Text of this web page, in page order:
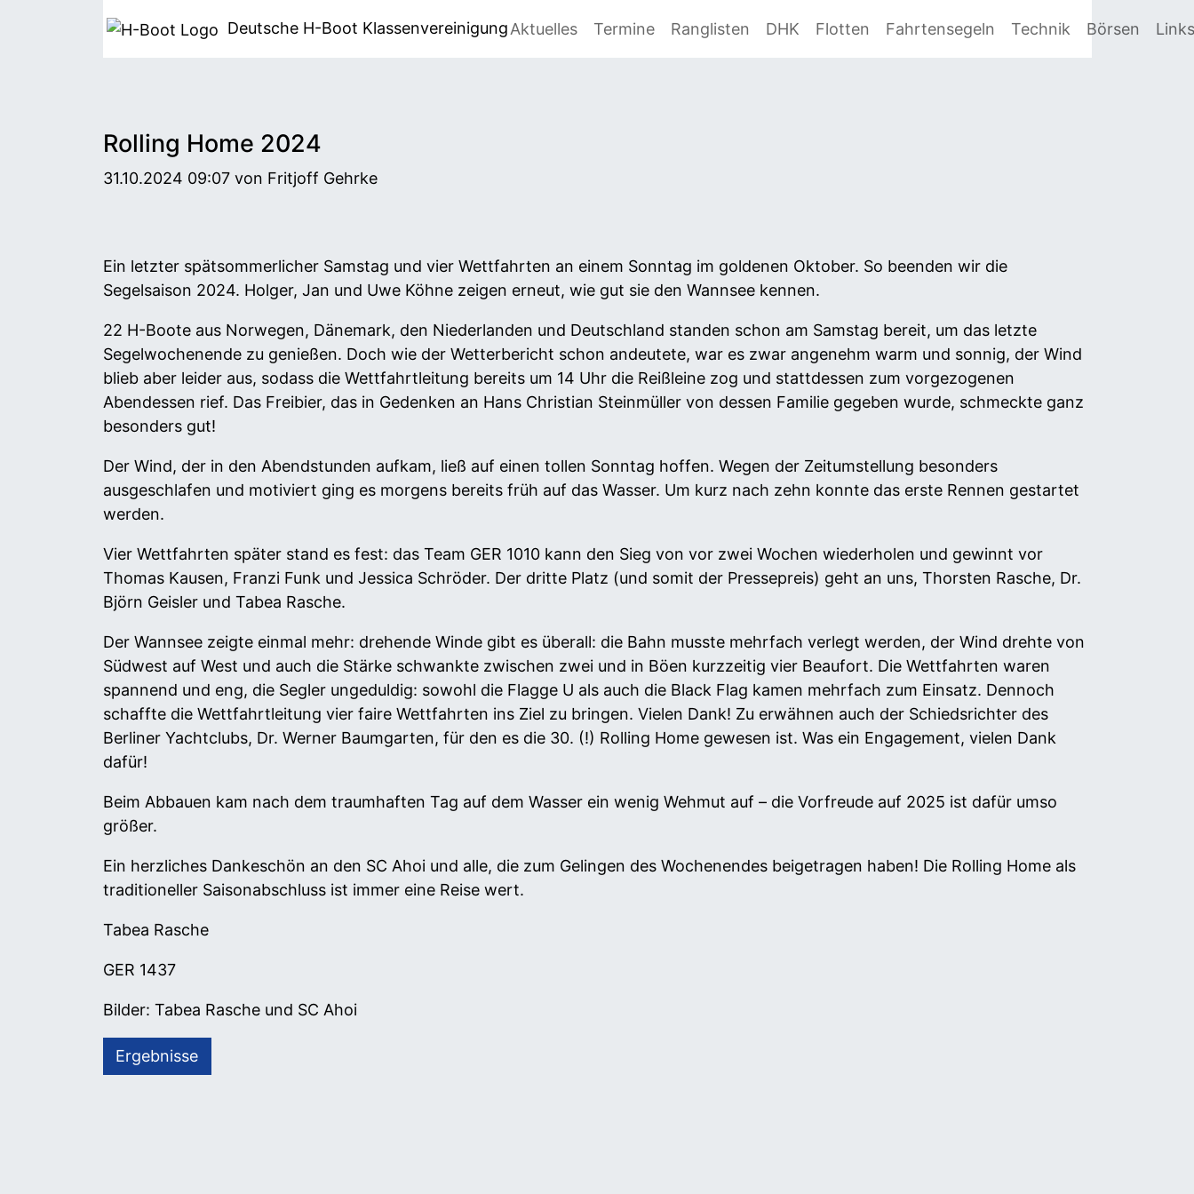
Deutsche H-Boot KlassenvereinigungAktuelles Termine Ranglisten DHK Flotten Fahrtensegeln Technik Börsen Links
Rolling Home 2024
31.10.2024 09:07von Fritjoff Gehrke
Ein letzter spätsommerlicher Samstag und vier Wettfahrten an einem Sonntag im goldenen Oktober. So beenden wir die
Segelsaison 2024. Holger, Jan und Uwe Köhne zeigen erneut, wie gut sie den Wannsee kennen.
22 H-Boote aus Norwegen, Dänemark, den Niederlanden und Deutschland standen schon am Samstag bereit, um das letzte
Segelwochenende zu genießen. Doch wie der Wetterbericht schon andeutete, war es zwar angenehm warm und sonnig, der Wind
blieb aber leider aus, sodass die Wettfahrtleitung bereits um 14 Uhr die Reißleine zog und stattdessen zum vorgezogenen
Abendessen rief. Das Freibier, das in Gedenken an Hans Christian Steinmüller von dessen Familie gegeben wurde, schmeckte ganz
besonders gut!
Der Wind, der in den Abendstunden aufkam, ließ auf einen tollen Sonntag hoffen. Wegen der Zeitumstellung besonders
ausgeschlafen und motiviert ging es morgens bereits früh auf das Wasser. Um kurz nach zehn konnte das erste Rennen gestartet
werden.
Vier Wettfahrten später stand es fest: das Team GER 1010 kann den Sieg von vor zwei Wochen wiederholen und gewinnt vor
Thomas Kausen, Franzi Funk und Jessica Schröder. Der dritte Platz (und somit der Pressepreis) geht an uns, Thorsten Rasche, Dr.
Björn Geisler und Tabea Rasche.
Der Wannsee zeigte einmal mehr: drehende Winde gibt es überall: die Bahn musste mehrfach verlegt werden, der Wind drehte von
Südwest auf West und auch die Stärke schwankte zwischen zwei und in Böen kurzzeitig vier Beaufort. Die Wettfahrten waren
spannend und eng, die Segler ungeduldig: sowohl die Flagge U als auch die Black Flag kamen mehrfach zum Einsatz. Dennoch
schaffte die Wettfahrtleitung vier faire Wettfahrten ins Ziel zu bringen. Vielen Dank! Zu erwähnen auch der Schiedsrichter des
Berliner Yachtclubs, Dr. Werner Baumgarten, für den es die 30. (!) Rolling Home gewesen ist. Was ein Engagement, vielen Dank
dafür!
Beim Abbauen kam nach dem traumhaften Tag auf dem Wasser ein wenig Wehmut auf – die Vorfreude auf 2025 ist dafür umso
größer.
Ein herzliches Dankeschön an den SC Ahoi und alle, die zum Gelingen des Wochenendes beigetragen haben! Die Rolling Home als
traditioneller Saisonabschluss ist immer eine Reise wert.
Tabea Rasche
GER 1437
Bilder: Tabea Rasche und SC Ahoi
Ergebnisse